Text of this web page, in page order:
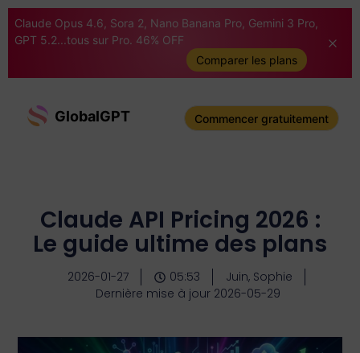
Claude Opus 4.6, Sora 2, Nano Banana Pro, Gemini 3 Pro,
GPT 5.2...tous sur Pro. 46% OFF
Comparer les plans
GlobalGPT Commencer gratuitement
Claude API Pricing 2026 :
Le guide ultime des plans
2026-01-27 05:53
Juin, Sophie
Dernière mise à jour 2026-05-29